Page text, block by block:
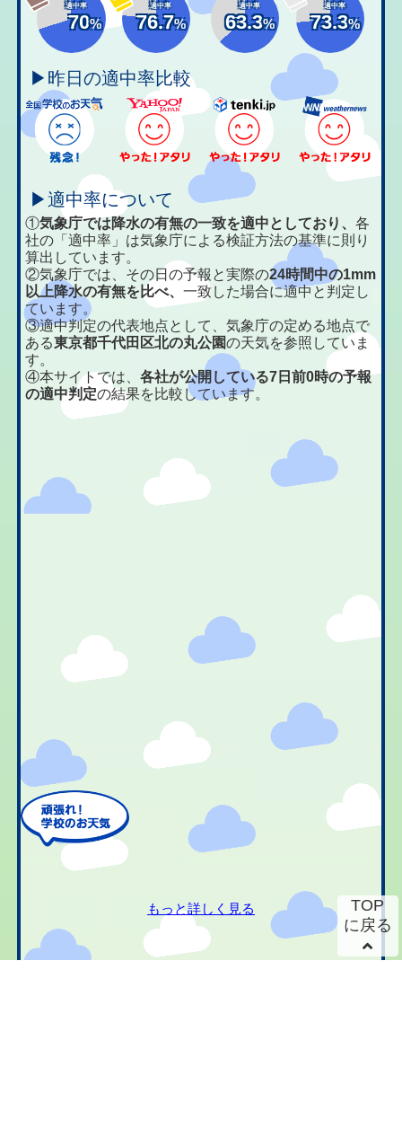
適中率
70%
適中率
76.7%
適中率
63.3%
適中率
73.3%
▶昨日の適中率比較
▶適中率について
①気象庁では降水の有無の一致を適中としており、各
社の「適中率」は気象庁による検証方法の基準に則り
算出しています。
②気象庁では、その日の予報と実際の24時間中の1mm
以上降水の有無を比べ、一致した場合に適中と判定し
ています。
③適中判定の代表地点として、気象庁の定める地点で
ある東京都千代田区北の丸公園の天気を参照していま
す。
④本サイトでは、各社が公開している7日前0時の予報
の適中判定の結果を比較しています。
もっと詳しく見る
TOP
に戻る